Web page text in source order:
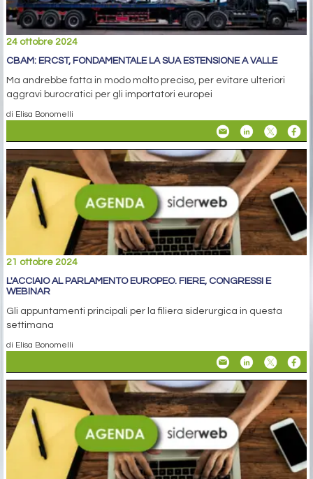
24 ottobre 2024
CBAM: ERCST, FONDAMENTALE LA SUA ESTENSIONE A VALLE
Ma andrebbe fatta in modo molto preciso, per evitare ulteriori
aggravi burocratici per gli importatori europei
di Elisa Bonomelli
21 ottobre 2024
L'ACCIAIO AL PARLAMENTO EUROPEO. FIERE, CONGRESSI E
WEBINAR
Gli appuntamenti principali per la filiera siderurgica in questa
settimana
di Elisa Bonomelli